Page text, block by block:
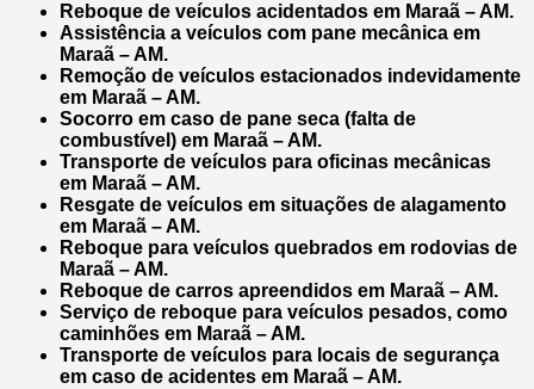
Reboque de veículos acidentados em Maraã – AM.
Assistência a veículos com pane mecânica em
Maraã – AM.
Remoção de veículos estacionados indevidamente
em Maraã – AM.
Socorro em caso de pane seca (falta de
combustível) em Maraã – AM.
Transporte de veículos para oficinas mecânicas
em Maraã – AM.
Resgate de veículos em situações de alagamento
em Maraã – AM.
Reboque para veículos quebrados em rodovias de
Maraã – AM.
Reboque de carros apreendidos em Maraã – AM.
Serviço de reboque para veículos pesados, como
caminhões em Maraã – AM.
Transporte de veículos para locais de segurança
em caso de acidentes em Maraã – AM.